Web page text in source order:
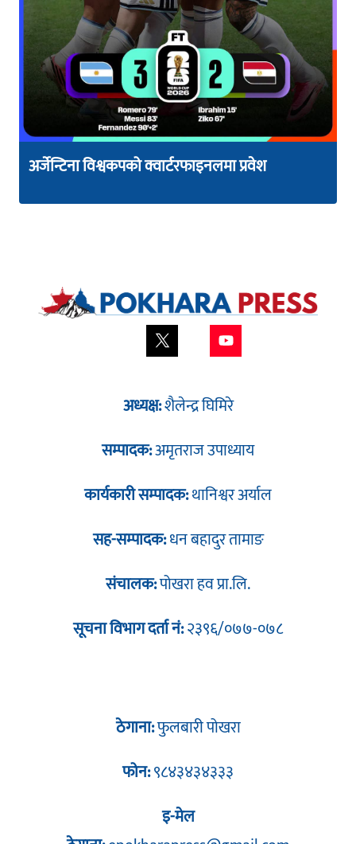
अर्जेन्टिना विश्वकपको क्वार्टरफाइनलमा प्रवेश
अध्यक्ष:शैलेन्द्र घिमिरे
सम्पादक:अमृतराज उपाध्याय
कार्यकारी सम्पादक:थानिश्वर अर्याल
सह-सम्पादक:धन बहादुर तामाङ
संचालक:पोखरा हव प्रा.लि.
सूचना विभाग दर्ता नं:२३९६/०७७-०७८
ठेगाना:फुलबारी पोखरा
फोन:९८४३४३४३३३
इ-मेल